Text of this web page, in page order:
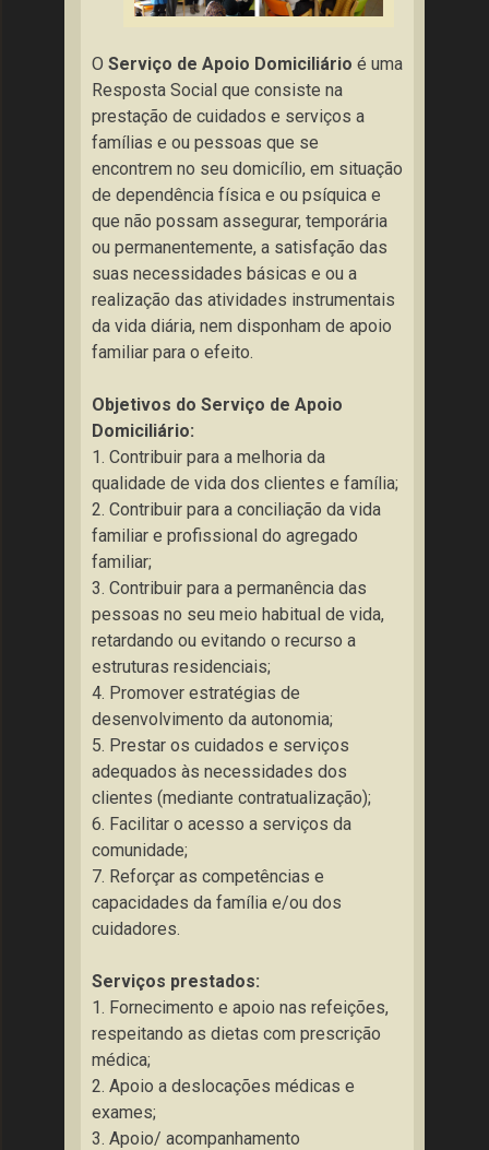
O Serviço de Apoio Domiciliário é uma
Resposta Social que consiste na
prestação de cuidados e serviços a
famílias e ou pessoas que se
encontrem no seu domicílio, em situação
de dependência física e ou psíquica e
que não possam assegurar, temporária
ou permanentemente, a satisfação das
suas necessidades básicas e ou a
realização das atividades instrumentais
da vida diária, nem disponham de apoio
familiar para o efeito.
Objetivos do Serviço de Apoio
Domiciliário:
1. Contribuir para a melhoria da
qualidade de vida dos clientes e família;
2. Contribuir para a conciliação da vida
familiar e profissional do agregado
familiar;
3. Contribuir para a permanência das
pessoas no seu meio habitual de vida,
retardando ou evitando o recurso a
estruturas residenciais;
4. Promover estratégias de
desenvolvimento da autonomia;
5. Prestar os cuidados e serviços
adequados às necessidades dos
clientes (mediante contratualização);
6. Facilitar o acesso a serviços da
comunidade;
7. Reforçar as competências e
capacidades da família e/ou dos
cuidadores.
Serviços prestados:
1. Fornecimento e apoio nas refeições,
respeitando as dietas com prescrição
médica;
2. Apoio a deslocações médicas e
exames;
3. Apoio/ acompanhamento